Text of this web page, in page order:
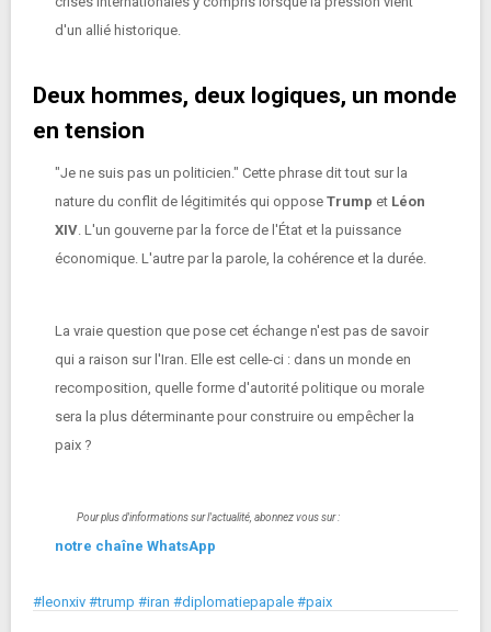
d'un allié historique.
Deux hommes, deux logiques, un monde
en tension
"Je ne suis pas un politicien." Cette phrase dit tout sur la
nature du conflit de légitimités qui oppose Trump et Léon
XIV. L'un gouverne par la force de l'État et la puissance
économique. L'autre par la parole, la cohérence et la durée.
La vraie question que pose cet échange n'est pas de savoir
qui a raison sur l'Iran. Elle est celle-ci : dans un monde en
recomposition, quelle forme d'autorité politique ou morale
sera la plus déterminante pour construire ou empêcher la
paix ?
Pour plus d'informations sur l'actualité, abonnez vous sur :
notre chaîne WhatsApp
#leonxiv #trump #iran #diplomatiepapale #paix